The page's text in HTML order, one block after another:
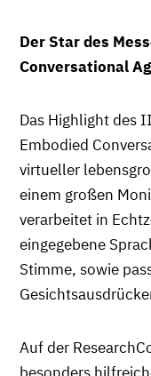
Der Star des
Conversational
Das Highlight des
Embodied
virtueller
einem großen
verarbeitet in
eingegebene
Stimme, sowie
Auf der